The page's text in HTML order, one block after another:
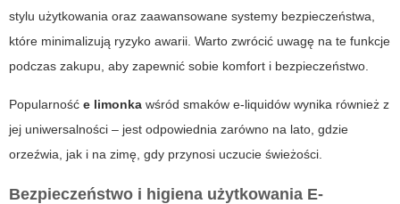
stylu użytkowania oraz zaawansowane systemy bezpieczeństwa,
które minimalizują ryzyko awarii. Warto zwrócić uwagę na te funkcje
podczas zakupu, aby zapewnić sobie komfort i bezpieczeństwo.
Popularność e limonka wśród smaków e-liquidów wynika również z
jej uniwersalności – jest odpowiednia zarówno na lato, gdzie
orzeźwia, jak i na zimę, gdy przynosi uczucie świeżości.
Bezpieczeństwo i higiena użytkowania E-